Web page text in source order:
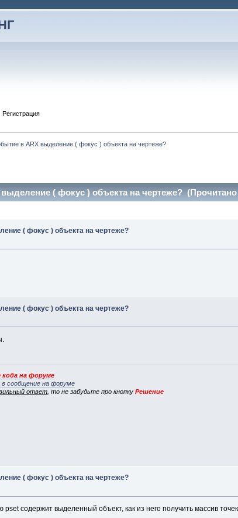
Регистрация
в ARX выделение ( фокус ) объекта на чертеже?
( фокус ) объекта на чертеже? (Прочитано
( фокус ) объекта на чертеже?
( фокус ) объекта на чертеже?
на форуме
в сообщение на форуме
ответ , то не забудьте про кнопкуРешение
( фокус ) объекта на чертеже?
pset содержит выделенный объект, как из него получить массив